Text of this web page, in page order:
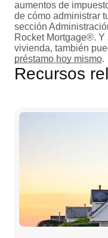
aumentos de
de cómo administrar
sección
Rocket Mortgage®.
vivienda, también
préstamo hoy mismo.
Recursos